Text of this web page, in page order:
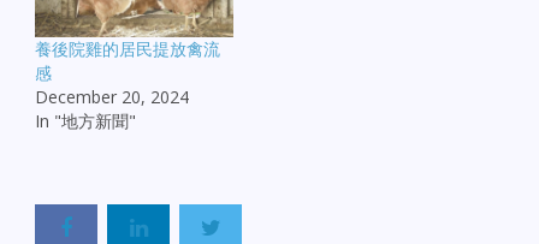
養後院雞的居民提放禽流
感
December 20, 2024
In "地方新聞"